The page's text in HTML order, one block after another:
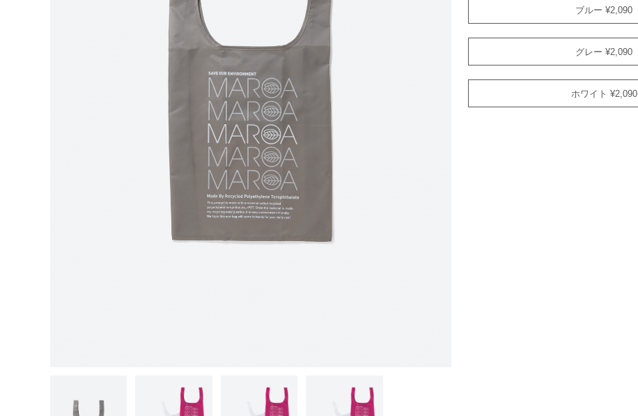
ブルー ¥2,090
グレー ¥2,090
ホワイト ¥2,090